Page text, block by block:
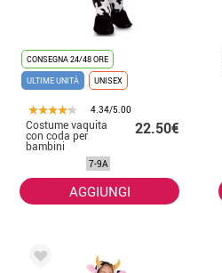
CONSEGNA 24/48 ORE
ULTIME UNITÀ
UNISEX
4.34/5.00
Costume vaquita
con coda per
bambini
22.50€
7-9A
AGGIUNGI